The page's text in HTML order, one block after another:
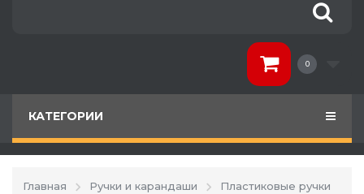
0
КАТЕГОРИИ
Главная Ручки и карандаши
Пластиковые ручки